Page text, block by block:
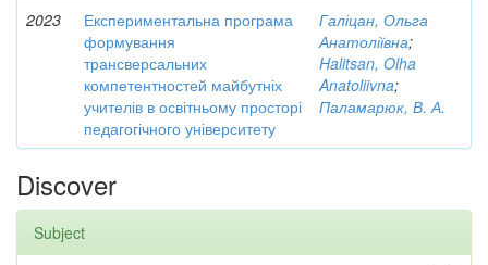
2023
Експериментальна програма
формування
трансверсальних
компетентностей майбутніх
учителів в освітньому просторі
педагогічного університету
Галіцан, Ольга
Анатоліївна;
Halitsan, Olha
Anatoliivna;
Паламарюк, В. А.
Discover
Subject